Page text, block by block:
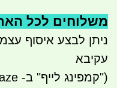
משלוחים לכל הארץ 41
עקיבא
("קמפינג לייף" ב- waze)